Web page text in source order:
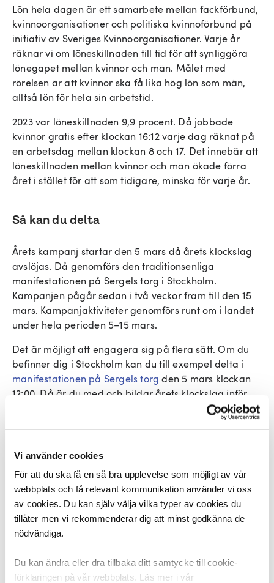
Vi använder cookies
För att du ska få en så bra upplevelse som möjligt av vår
webbplats och få relevant kommunikation använder vi oss
av cookies. Du kan själv välja vilka typer av cookies du
tillåter men vi rekommenderar dig att minst godkänna de
nödvändiga.
Du kan ändra eller dra tillbaka ditt samtycke till cookie-
förklaringen på vår webbplats. Läs mer i vår
Lön hela dagen är ett samarbete mellan fackförbund,
kvinnoorganisationer och politiska kvinnoförbund på
initiativ av Sveriges Kvinnoorganisationer. Varje år
räknar vi om löneskillnaden till tid för att synliggöra
lönegapet mellan kvinnor och män. Målet med
rörelsen är att kvinnor ska få lika hög lön som män,
alltså lön för hela sin arbetstid.
2023 var löneskillnaden 9,9 procent. Då jobbade
kvinnor gratis efter klockan 16:12 varje dag räknat på
en arbetsdag mellan klockan 8 och 17. Det innebär att
löneskillnaden mellan kvinnor och män ökade förra
året i stället för att som tidigare, minska för varje år.
Så kan du delta
Årets kampanj startar den 5 mars då årets klockslag
avslöjas. Då genomförs den traditionsenliga
manifestationen på Sergels torg i Stockholm.
Kampanjen pågår sedan i två veckor fram till den 15
mars. Kampanjaktiviteter genomförs runt om i landet
under hela perioden 5–15 mars.
Det är möjligt att engagera sig på flera sätt. Om du
befinner dig i Stockholm kan du till exempel delta i
manifestationen på Sergels torg den 5 mars klockan
12:00. Då är du med och bildar årets klockslag inför
fotograferingen. Du kan också själv eller tillsammans
med andra arrangera en manifestation på en annan
Skicka in en debattartikel/insändare
Som medlem eller förtroendevald i DIK kan du skicka
in en lokal debattartikel/insändare. Nätverket bidrar
med en grundtext och statistik för ditt län. Anmäl ditt
till samma tidning får kontakt med varandra och kan
skicka in en gemensam artikel. När nyheten släppts i